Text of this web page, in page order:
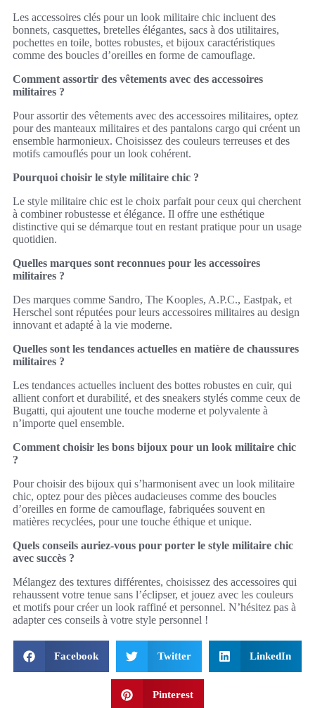
Les accessoires clés pour un look militaire chic incluent des
bonnets, casquettes, bretelles élégantes, sacs à dos utilitaires,
pochettes en toile, bottes robustes, et bijoux caractéristiques
comme des boucles d’oreilles en forme de camouflage.
Comment assortir des vêtements avec des accessoires
militaires ?
Pour assortir des vêtements avec des accessoires militaires, optez
pour des manteaux militaires et des pantalons cargo qui créent un
ensemble harmonieux. Choisissez des couleurs terreuses et des
motifs camouflés pour un look cohérent.
Pourquoi choisir le style militaire chic ?
Le style militaire chic est le choix parfait pour ceux qui cherchent
à combiner robustesse et élégance. Il offre une esthétique
distinctive qui se démarque tout en restant pratique pour un usage
quotidien.
Quelles marques sont reconnues pour les accessoires
militaires ?
Des marques comme Sandro, The Kooples, A.P.C., Eastpak, et
Herschel sont réputées pour leurs accessoires militaires au design
innovant et adapté à la vie moderne.
Quelles sont les tendances actuelles en matière de chaussures
militaires ?
Les tendances actuelles incluent des bottes robustes en cuir, qui
allient confort et durabilité, et des sneakers stylés comme ceux de
Bugatti, qui ajoutent une touche moderne et polyvalente à
n’importe quel ensemble.
Comment choisir les bons bijoux pour un look militaire chic
?
Pour choisir des bijoux qui s’harmonisent avec un look militaire
chic, optez pour des pièces audacieuses comme des boucles
d’oreilles en forme de camouflage, fabriquées souvent en
matières recyclées, pour une touche éthique et unique.
Quels conseils auriez-vous pour porter le style militaire chic
avec succès ?
Mélangez des textures différentes, choisissez des accessoires qui
rehaussent votre tenue sans l’éclipser, et jouez avec les couleurs
et motifs pour créer un look raffiné et personnel. N’hésitez pas à
adapter ces conseils à votre style personnel !
Facebook Twitter LinkedIn
Pinterest